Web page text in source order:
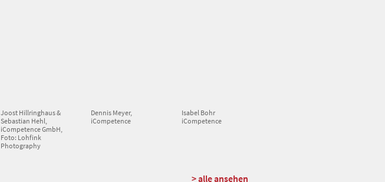
Joost Hillringhaus &
Sebastian Hehl,
iCompetence GmbH,
Foto: Lohfink
Photography
Dennis Meyer,
iCompetence
Isabel Bohr
iCompetence
> alle ansehen